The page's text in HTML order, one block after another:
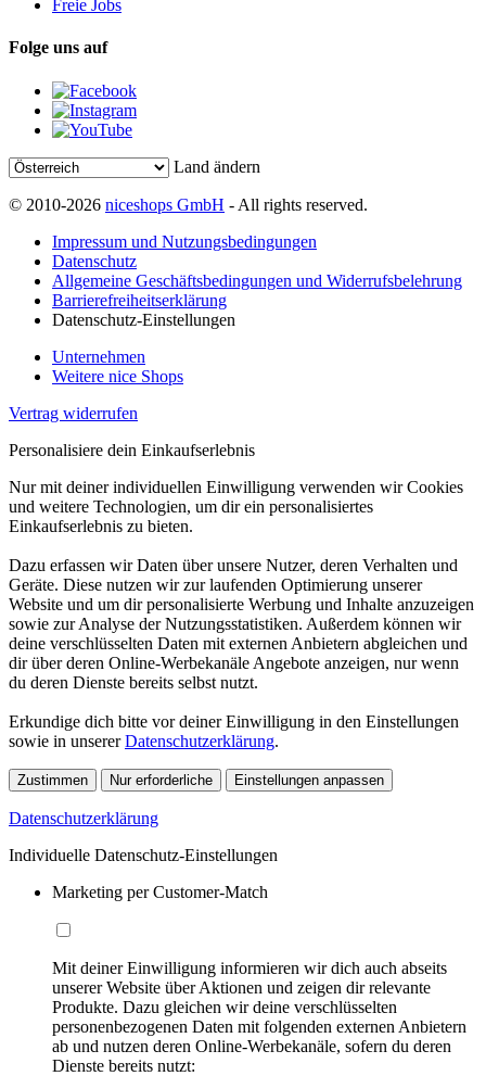
Freie Jobs
Folge uns auf
Land ändern
© 2010-2026 niceshops GmbH - All rights reserved.
Impressum und Nutzungsbedingungen
Datenschutz
Allgemeine Geschäftsbedingungen und Widerrufsbelehrung
Barrierefreiheitserklärung
Datenschutz-Einstellungen
Unternehmen
Weitere nice Shops
Vertrag widerrufen
Personalisiere dein Einkaufserlebnis
Nur mit deiner individuellen Einwilligung verwenden wir Cookies
und weitere Technologien, um dir ein personalisiertes
Einkaufserlebnis zu bieten.
Dazu erfassen wir Daten über unsere Nutzer, deren Verhalten und
Geräte. Diese nutzen wir zur laufenden Optimierung unserer
Website und um dir personalisierte Werbung und Inhalte anzuzeigen
sowie zur Analyse der Nutzungsstatistiken. Außerdem können wir
deine verschlüsselten Daten mit externen Anbietern abgleichen und
dir über deren Online-Werbekanäle Angebote anzeigen, nur wenn
du deren Dienste bereits selbst nutzt.
Erkundige dich bitte vor deiner Einwilligung in den Einstellungen
sowie in unsererDatenschutzerklärung.
Zustimmen Nur erforderliche Einstellungen anpassen
Datenschutzerklärung
Individuelle Datenschutz-Einstellungen
Marketing per Customer-Match
Mit deiner Einwilligung informieren wir dich auch abseits
unserer Website über Aktionen und zeigen dir relevante
Produkte. Dazu gleichen wir deine verschlüsselten
personenbezogenen Daten mit folgenden externen Anbietern
ab und nutzen deren Online-Werbekanäle, sofern du deren
Dienste bereits nutzt: